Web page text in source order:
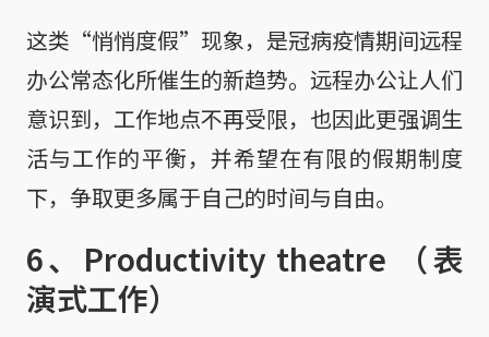
这类“悄悄度假”现象，是冠病疫情期间远程
办公常态化所催生的新趋势。远程办公让人们
意识到，工作地点不再受限，也因此更强调生
活与工作的平衡，并希望在有限的假期制度
下，争取更多属于自己的时间与自由。
6、Productivity theatre （表
演式工作）